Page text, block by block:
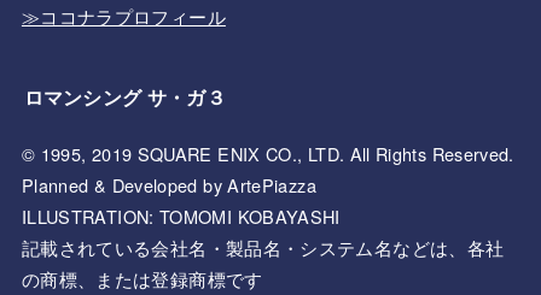
≫ココナラプロフィール
ロマンシング サ・ガ３
© 1995, 2019 SQUARE ENIX CO., LTD. All Rights Reserved.
Planned & Developed by ArtePiazza
ILLUSTRATION: TOMOMI KOBAYASHI
記載されている会社名・製品名・システム名などは、各社
の商標、または登録商標です